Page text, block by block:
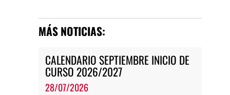
MÁS NOTICIAS:
CALENDARIO SEPTIEMBRE INICIO DE
CURSO 2026/2027
28/07/2026